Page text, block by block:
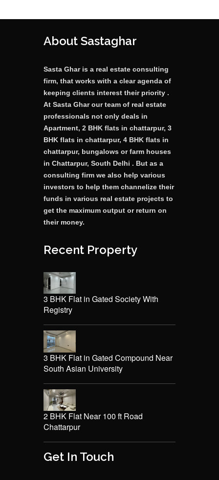
About Sastaghar
Sasta Ghar is a real estate consulting
firm, that works with a clear agenda of
keeping clients interest their priority .
At Sasta Ghar our team of real estate
professionals not only deals in
Apartment, 2 BHK flats in chattarpur, 3
BHK flats in chattarpur, 4 BHK flats in
chattarpur, bungalows or farm houses
in Chattarpur, South Delhi . But as a
consulting firm we also help various
investors to help them channelize their
funds in various real estate projects to
get the maximum output or return on
their money.
Recent Property
3 BHK Flat in Gated Society With
Registry
3 BHK Flat in Gated Compound Near
South Asian University
2 BHK Flat Near 100 ft Road
Chattarpur
Get In Touch